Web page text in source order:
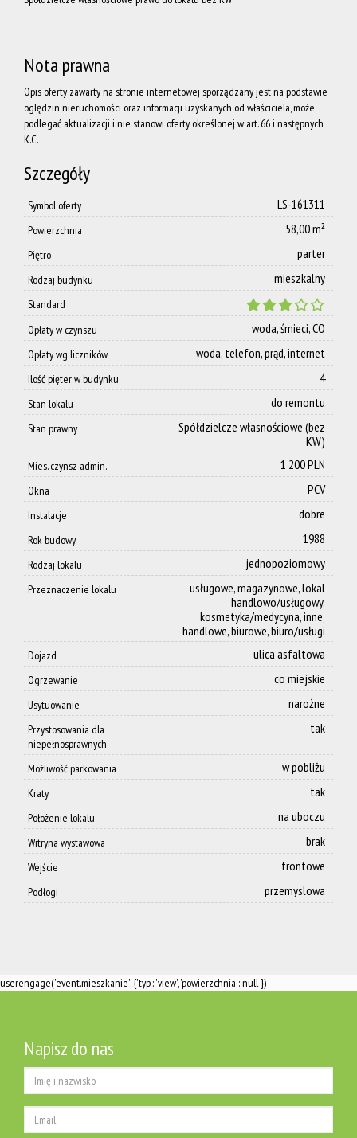
Dołącz
Polityka
AML
Kontakt
Nota prawna
Opis oferty zawarty na stronie internetowej sporządzany jest na podstawie
oględzin nieruchomości oraz informacji uzyskanych od właściciela, może
podlegać aktualizacji i nie stanowi oferty określonej w art. 66 i następnych
K.C.
Szczegóły
Symbol oferty LS-161311
Powierzchnia 58,00 m²
Piętro parter
Rodzaj budynku mieszkalny
Standard
Opłaty w czynszu
woda, śmieci, CO
Opłaty wg liczników woda, telefon, prąd, internet
Ilość pięter w budynku 4
Stan lokalu do remontu
Stan prawny
Spółdzielcze własnościowe (bez
KW)
Mies. czynsz admin. 1 200 PLN
Okna PCV
Instalacje dobre
Rok budowy 1988
Rodzaj lokalu jednopoziomowy
Przeznaczenie lokalu
usługowe, magazynowe, lokal
handlowo/usługowy,
kosmetyka/medycyna, inne,
handlowe, biurowe, biuro/usługi
Dojazd ulica asfaltowa
Ogrzewanie co miejskie
Usytuowanie narożne
Przystosowania dla
niepełnosprawnych
tak
Możliwość parkowania w pobliżu
Kraty tak
Położenie lokalu na uboczu
Witryna wystawowa brak
Wejście frontowe
Podłogi przemyslowa
userengage('event.mieszkanie', {'typ': 'view', 'powierzchnia': null })
Napisz do nas